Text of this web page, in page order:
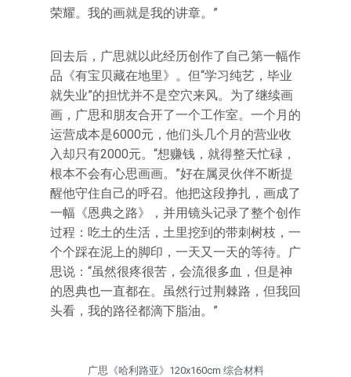
荣耀。我的画就是我的讲章。”
回去后，广思就以此经历创作了自己第一幅作
品《有宝贝藏在地里》。但“学习纯艺，毕业
就失业”的担忧并不是空穴来风。为了继续画
画，广思和朋友合开了一个工作室。一个月的
运营成本是6000元，他们头几个月的营业收
入却只有2000元。“想赚钱，就得整天忙碌，
根本不会有心思画画。”好在属灵伙伴不断提
醒他守住自己的呼召。他把这段挣扎，画成了
一幅《恩典之路》，并用镜头记录了整个创作
过程：吃土的生活，土里挖到的带刺树枝，一
个个踩在泥上的脚印，一天又一天的等待。广
思说：“虽然很疼很苦，会流很多血，但是神
的恩典也一直都在。虽然行过荆棘路，但我回
头看，我的路径都滴下脂油。”
广思《哈利路亚》120x160cm 综合材料